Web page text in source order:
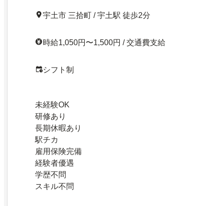
宇土市 三拾町 / 宇土駅 徒歩2分
時給1,050円〜1,500円 / 交通費支給
シフト制
未経験OK
研修あり
長期休暇あり
駅チカ
雇用保険完備
経験者優遇
学歴不問
スキル不問